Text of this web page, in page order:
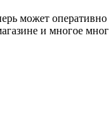
может
и многое